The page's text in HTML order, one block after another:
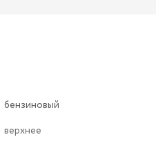
бензиновый
верхнее